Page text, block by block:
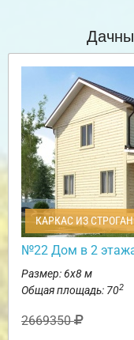
КАРКАС ИЗ
№22 Дом в 2
Размер: 6х8 м
Общая площадь: 702
2669350